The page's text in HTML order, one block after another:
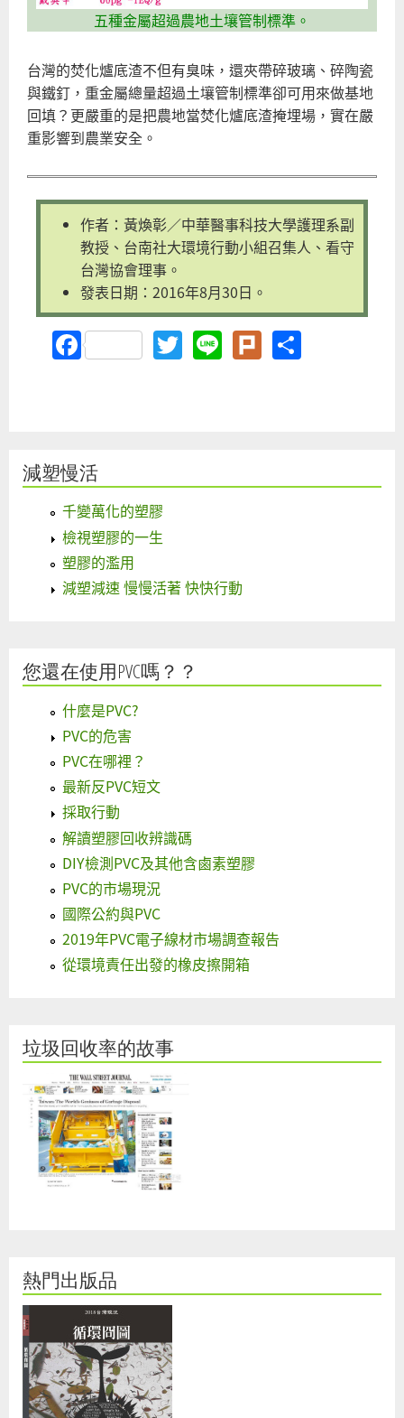
五種金屬超過農地土壤管制標準。
台灣的焚化爐底渣不但有臭味，還夾帶碎玻璃、碎陶瓷
與鐵釘，重金屬總量超過土壤管制標準卻可用來做基地
回填？更嚴重的是把農地當焚化爐底渣掩埋場，實在嚴
重影響到農業安全。
作者：黃煥彰／中華醫事科技大學護理系副
教授、台南社大環境行動小組召集人、看守
台灣協會理事。
發表日期：2016年8月30日。
FacebookTwitter
LinePlurk
減塑慢活
千變萬化的塑膠
檢視塑膠的一生
塑膠的濫用
減塑減速 慢慢活著 快快行動
您還在使用PVC嗎？？
什麼是PVC?
PVC的危害
PVC在哪裡？
最新反PVC短文
採取行動
解讀塑膠回收辨識碼
DIY檢測PVC及其他含鹵素塑膠
PVC的市場現況
國際公約與PVC
2019年PVC電子線材市場調查報告
從環境責任出發的橡皮擦開箱
垃圾回收率的故事
熱門出版品